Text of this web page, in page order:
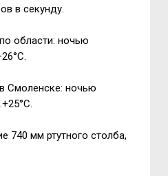
в секунду.
области: ночью
Смоленске: ночью
740 мм ртутного столба,